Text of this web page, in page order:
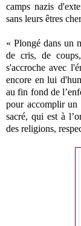
camps nazis
sans leurs êtres
« Plongé dans un
de cris, de
s'accroche avec
encore en lui
au fin fond de
pour accomplir un
sacré, qui est à
des religions,